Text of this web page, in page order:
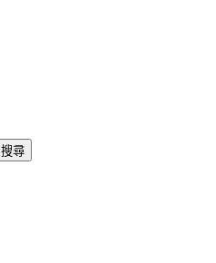
搜尋